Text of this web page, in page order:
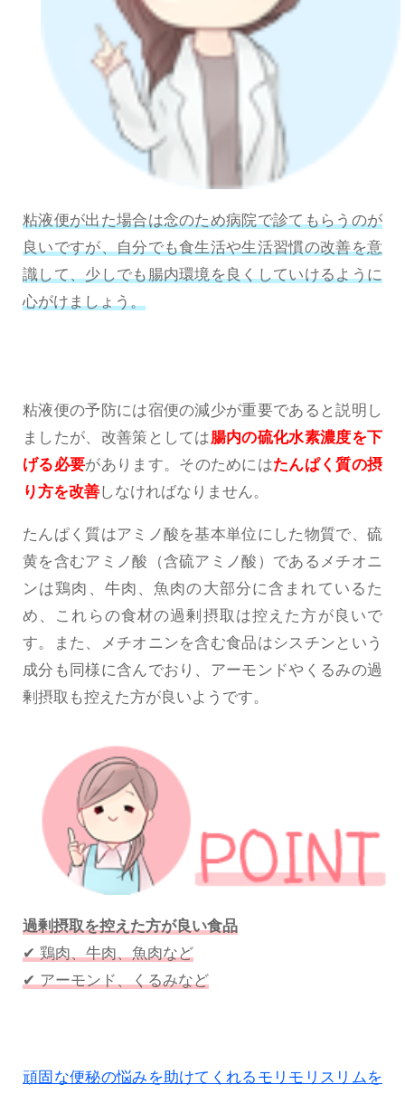
粘液便が出た場合は念のため病院で診てもらうのが
良いですが、自分でも食生活や生活習慣の改善を意
識して、少しでも腸内環境を良くしていけるように
心がけましょう。
粘液便の予防には宿便の減少が重要であると説明し
ましたが、改善策としては腸内の硫化水素濃度を下
げる必要があります。そのためにはたんぱく質の摂
り方を改善しなければなりません。
たんぱく質はアミノ酸を基本単位にした物質で、硫
黄を含むアミノ酸（含硫アミノ酸）であるメチオニ
ンは鶏肉、牛肉、魚肉の大部分に含まれているた
め、これらの食材の過剰摂取は控えた方が良いで
す。また、メチオニンを含む食品はシスチンという
成分も同様に含んでおり、アーモンドやくるみの過
剰摂取も控えた方が良いようです。
過剰摂取を控えた方が良い食品
✔ 鶏肉、牛肉、魚肉など
✔ アーモンド、くるみなど
頑固な便秘の悩みを助けてくれるモリモリスリムを